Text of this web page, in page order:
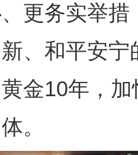
更务实举
、和平安宁
金10年，
。